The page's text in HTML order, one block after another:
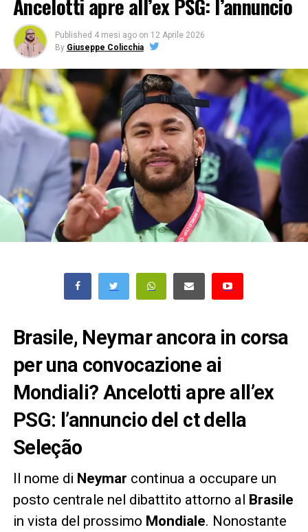
Ancelotti apre all’ex PSG: l’annuncio
Published 4 mesi ago on 12 Aprile 2026
By Giuseppe Colicchia
Brasile, Neymar ancora in corsa
per una convocazione ai
Mondiali? Ancelotti apre all’ex
PSG: l’annuncio del ct della
Seleção
Il nome di Neymar continua a occupare un
posto centrale nel dibattito attorno al Brasile
in vista del prossimo Mondiale. Nonostante